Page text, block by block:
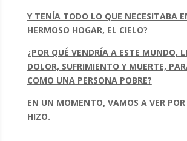
Y TENÍA TODO LO QUE NECESITABA
HERMOSO HOGAR, EL CIELO?
¿POR QUÉ VENDRÍA A ESTE MUNDO,
DOLOR, SUFRIMIENTO Y MUERTE,
COMO UNA PERSONA POBRE?
EN UN MOMENTO, VAMOS A VER POR
HIZO.